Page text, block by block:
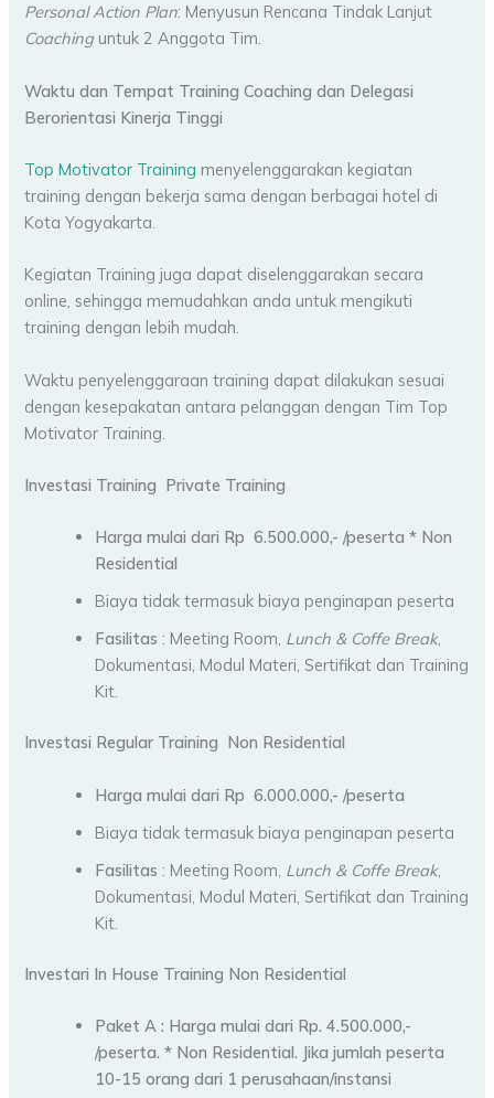
Personal Action Plan: Menyusun Rencana Tindak Lanjut
Coachinguntuk 2 Anggota Tim.
Waktu dan Tempat Training Coaching dan Delegasi
Berorientasi Kinerja Tinggi
Top Motivator Training menyelenggarakan kegiatan
training dengan bekerja sama dengan berbagai hotel di
Kota Yogyakarta.
Kegiatan Training juga dapat diselenggarakan secara
online, sehingga memudahkan anda untuk mengikuti
training dengan lebih mudah.
Waktu penyelenggaraan training dapat dilakukan sesuai
dengan kesepakatan antara pelanggan dengan Tim Top
Motivator Training.
Investasi Training Private Training
Harga mulai dari Rp 6.500.000,- /peserta * Non
Residential
Biaya tidak termasuk biaya penginapan peserta
Fasilitas : Meeting Room, Lunch & Coffe Break,
Dokumentasi, Modul Materi, Sertifikat dan Training
Kit.
Investasi Regular Training Non Residential
Harga mulai dari Rp 6.000.000,- /peserta
Biaya tidak termasuk biaya penginapan peserta
Fasilitas : Meeting Room, Lunch & Coffe Break,
Dokumentasi, Modul Materi, Sertifikat dan Training
Kit.
Investari In House Training Non Residential
Paket A : Harga mulai dari Rp. 4.500.000,-
/peserta.* Non Residential. Jika jumlah peserta
10-15 orang dari 1 perusahaan/instansi